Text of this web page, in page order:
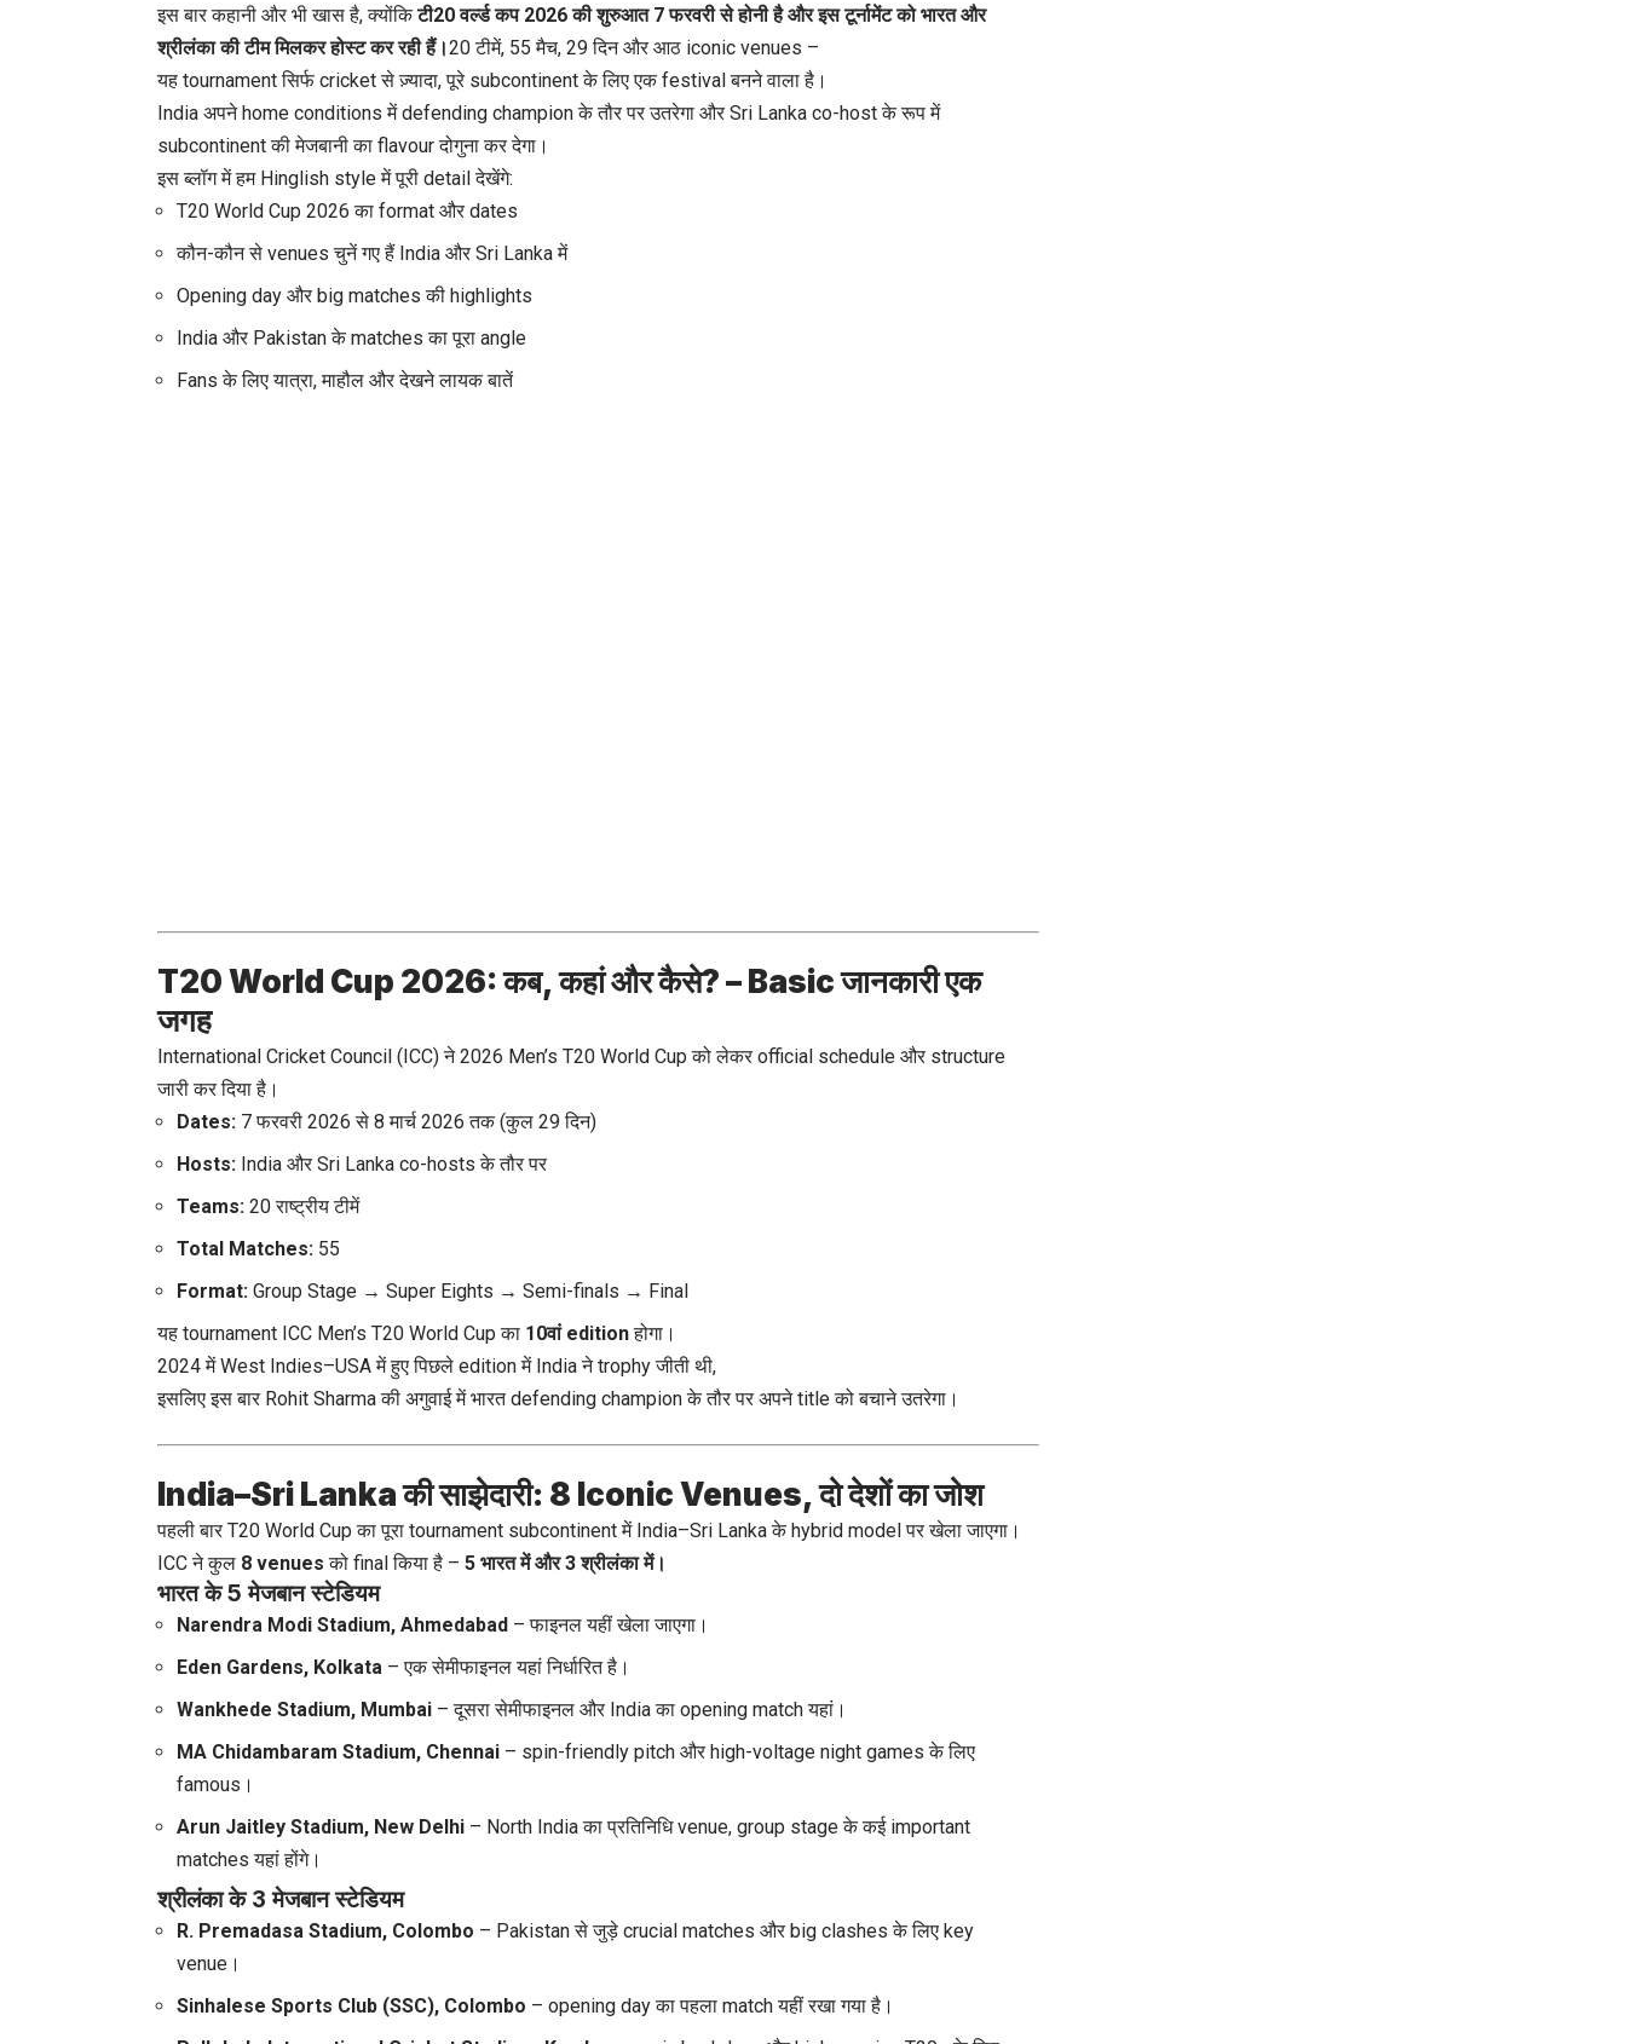
इस बार कहानी और भी खास है, क्योंकिटी20 वर्ल्ड कप 2026 की शुरुआत 7 फरवरी से होनी है और इस टूर्नामेंट को भारत और
श्रीलंका की टीम मिलकर होस्ट कर रही हैं।20 टीमें, 55 मैच, 29 दिन और आठ iconic venues –
यह tournament सिर्फ cricket से ज़्यादा, पूरे subcontinent के लिए एक festival बनने वाला है।
India अपने home conditions में defending champion के तौर पर उतरेगा और Sri Lanka co-host के रूप में
subcontinent की मेजबानी का flavour दोगुना कर देगा।
इस ब्लॉग में हम Hinglish style में पूरी detail देखेंगे:
T20 World Cup 2026 का format और dates
कौन-कौन से venues चुनें गए हैं India और Sri Lanka में
Opening day और big matches की highlights
India और Pakistan के matches का पूरा angle
Fans के लिए यात्रा, माहौल और देखने लायक बातें
T20 World Cup 2026: कब, कहां और कैसे? – Basic जानकारी एक
जगह
International Cricket Council (ICC) ने 2026 Men’s T20 World Cup को लेकर official schedule और structure
जारी कर दिया है।
Dates: 7 फरवरी 2026 से 8 मार्च 2026 तक (कुल 29 दिन)
Hosts: India और Sri Lanka co-hosts के तौर पर
Teams: 20 राष्ट्रीय टीमें
Total Matches: 55
Format: Group Stage → Super Eights → Semi-finals → Final
यह tournament ICC Men’s T20 World Cup का 10वां editionहोगा।
2024 में West Indies–USA में हुए पिछले edition में India ने trophy जीती थी,
इसलिए इस बार Rohit Sharma की अगुवाई में भारत defending champion के तौर पर अपने title को बचाने उतरेगा।
India–Sri Lanka की साझेदारी: 8 Iconic Venues, दो देशों का जोश
पहली बार T20 World Cup का पूरा tournament subcontinent में India–Sri Lanka के hybrid model पर खेला जाएगा।
ICC ने कुल 8 venues को final किया है – 5 भारत में और 3 श्रीलंका में।
भारत के 5 मेजबान स्टेडियम
Narendra Modi Stadium, Ahmedabad – फाइनल यहीं खेला जाएगा।
Eden Gardens, Kolkata – एक सेमीफाइनल यहां निर्धारित है।
Wankhede Stadium, Mumbai – दूसरा सेमीफाइनल और India का opening match यहां।
MA Chidambaram Stadium, Chennai – spin-friendly pitch और high-voltage night games के लिए
famous।
Arun Jaitley Stadium, New Delhi – North India का प्रतिनिधि venue, group stage के कई important
matches यहां होंगे।
श्रीलंका के 3 मेजबान स्टेडियम
R. Premadasa Stadium, Colombo – Pakistan से जुड़े crucial matches और big clashes के लिए key
venue।
Sinhalese Sports Club (SSC), Colombo – opening day का पहला match यहीं रखा गया है।